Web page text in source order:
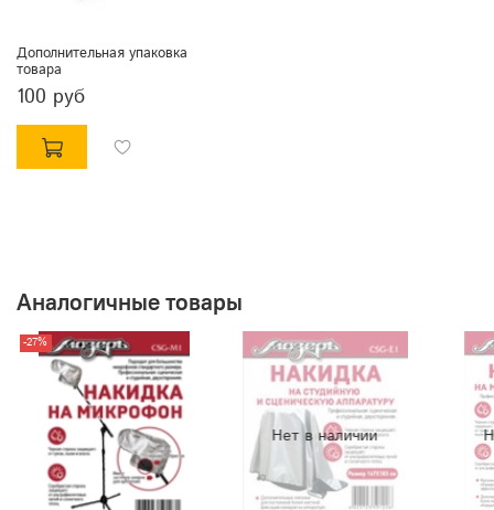
Дополнительная упаковка
товара
100 руб
Аналогичные товары
-27%